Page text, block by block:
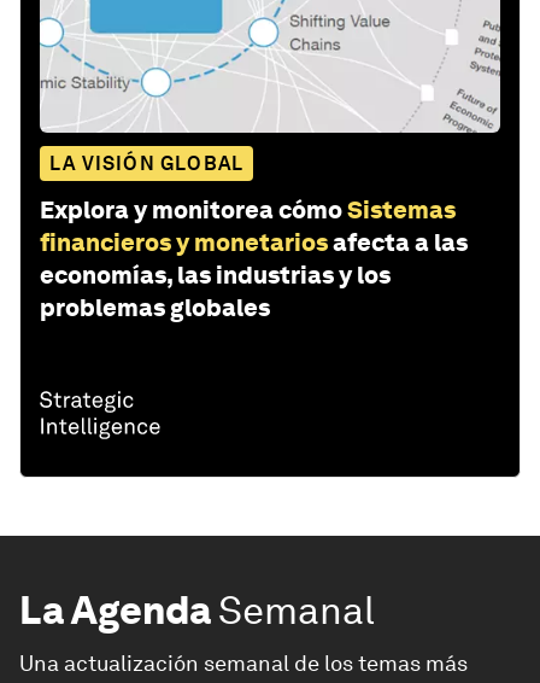
LA VISIÓN GLOBAL
Explora y monitorea cómoSistemas
financieros y monetariosafecta a las
economías, las industrias y los
problemas globales
La AgendaSemanal
Una actualización semanal de los temas más